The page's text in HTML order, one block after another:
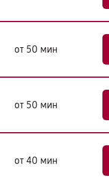
от 50 мин
от 50 мин
от 40 мин